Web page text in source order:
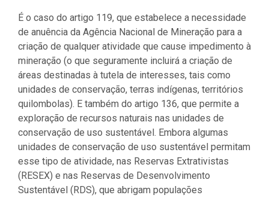
É o caso do artigo 119, que estabelece a necessidade
de anuência da Agência Nacional de Mineração para a
criação de qualquer atividade que cause impedimento à
mineração (o que seguramente incluirá a criação de
áreas destinadas à tutela de interesses, tais como
unidades de conservação, terras indígenas, territórios
quilombolas). E também do artigo 136, que permite a
exploração de recursos naturais nas unidades de
conservação de uso sustentável. Embora algumas
unidades de conservação de uso sustentável permitam
esse tipo de atividade, nas Reservas Extrativistas
(RESEX) e nas Reservas de Desenvolvimento
Sustentável (RDS), que abrigam populações